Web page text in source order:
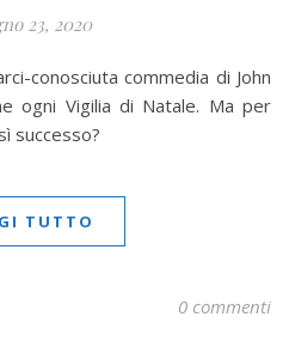
23, 2020
ogni Vigilia di Natale. Ma per
successo?
TUTTO
0 commenti